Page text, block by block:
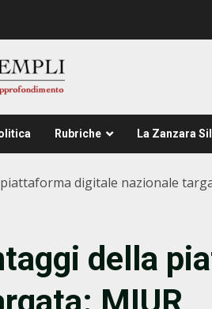
Rubriche La Zanzara
digitale nazionale
della